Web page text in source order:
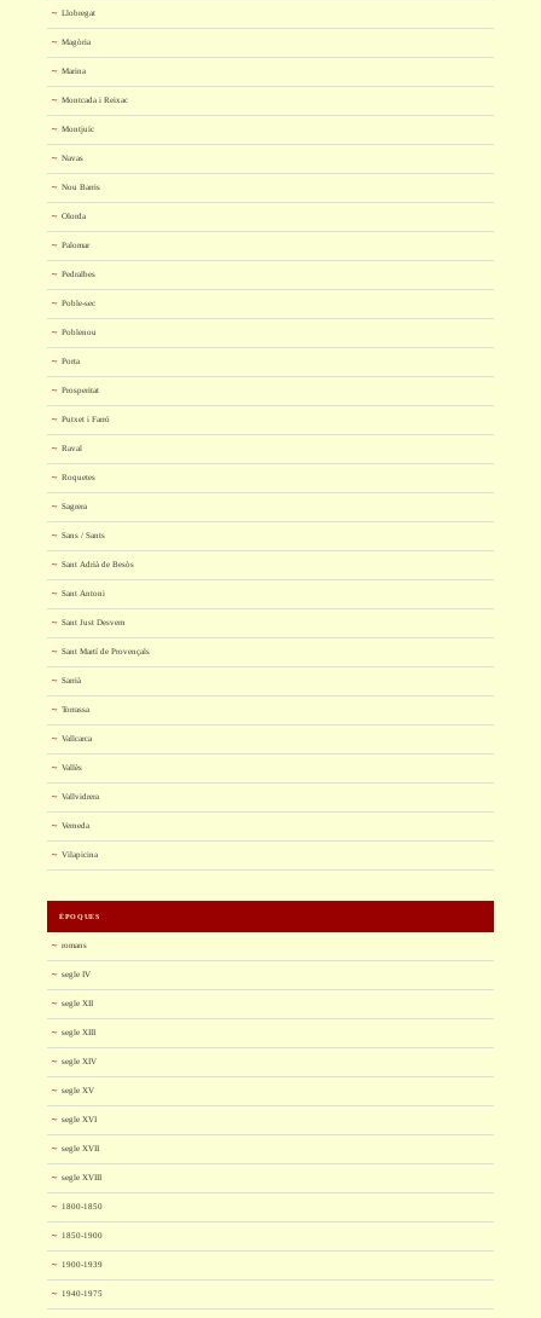
Llobregat
Magòria
Marina
Montcada i Reixac
Montjuïc
Navas
Nou Barris
Olorda
Palomar
Pedralbes
Poble-sec
Poblenou
Porta
Prosperitat
Putxet i Farró
Raval
Roquetes
Sagrera
Sans / Sants
Sant Adrià de Besòs
Sant Antoni
Sant Just Desvern
Sant Martí de Provençals
Sarrià
Torrassa
Vallcarca
Vallès
Vallvidrera
Verneda
Vilapicina
ÈPOQUES
romans
segle IV
segle XII
segle XIII
segle XIV
segle XV
segle XVI
segle XVII
segle XVIII
1800-1850
1850-1900
1900-1939
1940-1975